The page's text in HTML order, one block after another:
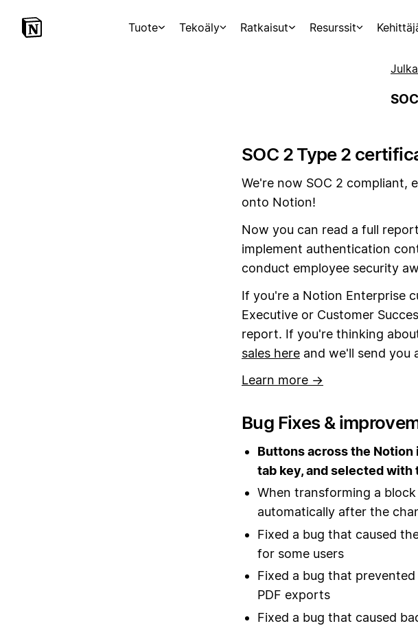
Tuote Tekoäly Ratkaisut Resurssit
SOC 2 Type 2
We're now SOC 2 compliant,
onto Notion!
Now you can read a full
implement authentication
conduct employee security
If you're a Notion Enterprise
Executive or Customer
report. If you're thinking
sales here and we'll send you
Learn more →
Bug Fixes &
Buttons across the
tab key, and selected
When transforming a
automatically after the
Fixed a bug that caused
for some users
Fixed a bug that
PDF exports
Fixed a bug that caused